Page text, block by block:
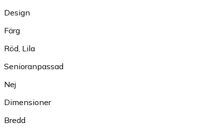
Design
Färg
Röd, Lila
Senioranpassad
Nej
Dimensioner
Bredd